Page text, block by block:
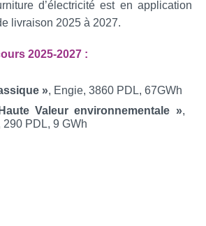
d’électricité est en application
livraison 2025 à 2027.
2025-2027 :
», Engie, 3860 PDL, 67GWh
Valeur environnementale »,
290 PDL, 9 GWh